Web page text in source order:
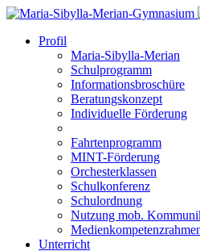
Profil
Maria-Sibylla-Merian
Schulprogramm
Informationsbroschüre
Beratungskonzept
Individuelle Förderung
Fahrtenprogramm
MINT-Förderung
Orchesterklassen
Schulkonferenz
Schulordnung
Nutzung mob.
Unterricht